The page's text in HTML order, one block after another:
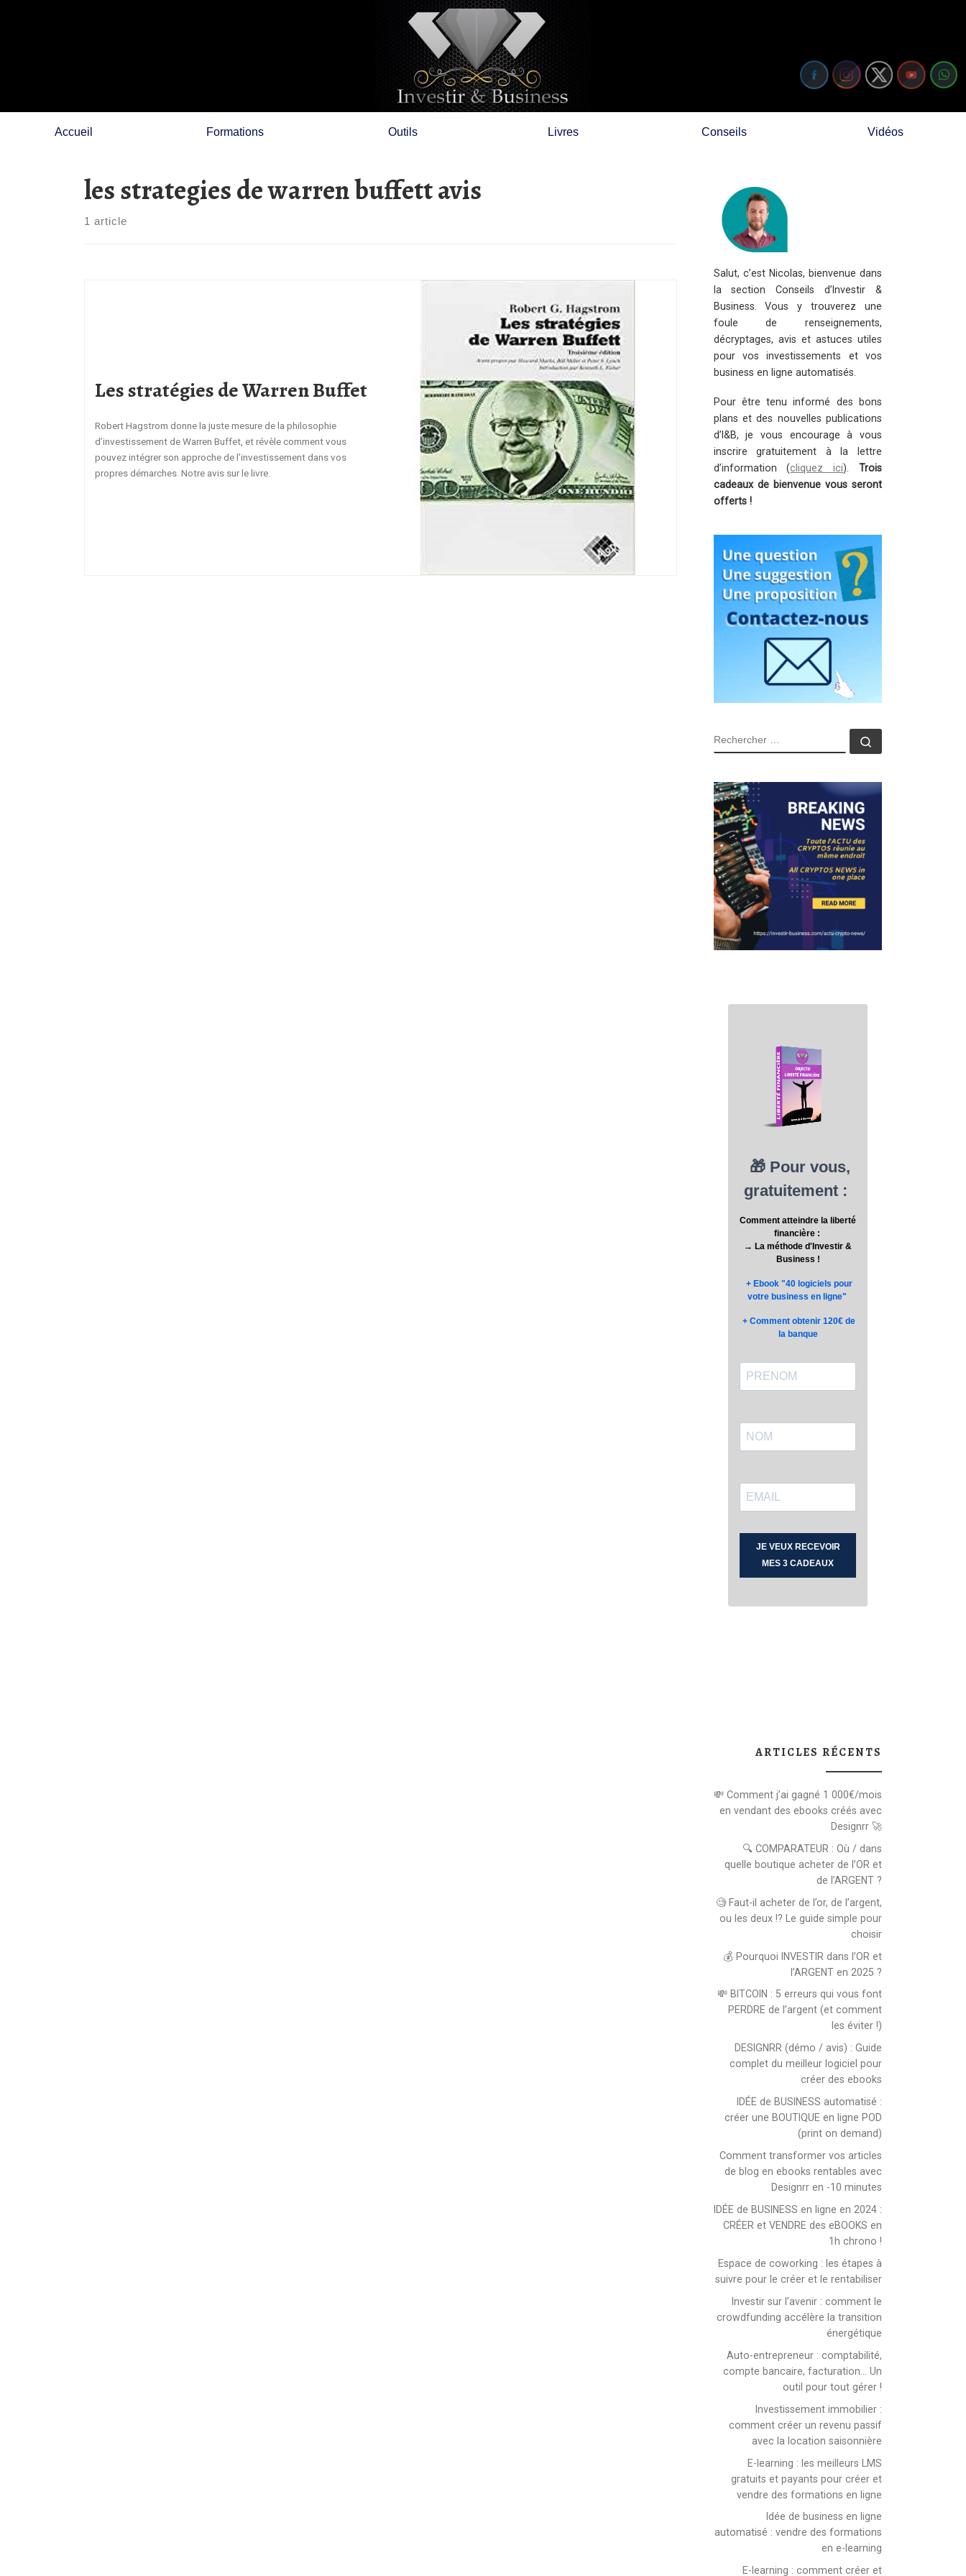
Accueil Formations Outils Livres Conseils Vidéos
les strategies de warren buffett avis
1 article
Les stratégies de Warren Buffet
Robert Hagstrom donne la juste mesure de la philosophie
d’investissement de Warren Buffet, et révèle comment vous
pouvez intégrer son approche de l’investissement dans vos
propres démarches. Notre avis sur le livre.
Salut, c’est Nicolas, bienvenue dans
la section Conseils d’Investir &
Business. Vous y trouverez une
foule de renseignements,
décryptages, avis et astuces utiles
pour vos investissements et vos
business en ligne automatisés.
Pour être tenu informé des bons
plans et des nouvelles publications
d’I&B, je vous encourage à vous
inscrire gratuitement à la lettre
d’information (cliquez ici).Trois
cadeaux de bienvenue vous seront
offerts !
RECHERCHER
ARTICLES RÉCENTS
💸 Comment j’ai gagné 1 000€/mois
en vendant des ebooks créés avec
Designrr 🚀
🔍 COMPARATEUR : Où / dans
quelle boutique acheter de l’OR et
de l’ARGENT ?
🧐 Faut-il acheter de l’or, de l’argent,
ou les deux !? Le guide simple pour
choisir
💰 Pourquoi INVESTIR dans l’OR et
l’ARGENT en 2025 ?
💸 BITCOIN : 5 erreurs qui vous font
PERDRE de l’argent (et comment
les éviter !)
DESIGNRR (démo / avis) : Guide
complet du meilleur logiciel pour
créer des ebooks
IDÉE de BUSINESS automatisé :
créer une BOUTIQUE en ligne POD
(print on demand)
Comment transformer vos articles
de blog en ebooks rentables avec
Designrr en -10 minutes
IDÉE de BUSINESS en ligne en 2024 :
CRÉER et VENDRE des eBOOKS en
1h chrono !
Espace de coworking : les étapes à
suivre pour le créer et le rentabiliser
Investir sur l’avenir : comment le
crowdfunding accélère la transition
énergétique
Auto-entrepreneur : comptabilité,
compte bancaire, facturation… Un
outil pour tout gérer !
Investissement immobilier :
comment créer un revenu passif
avec la location saisonnière
E-learning : les meilleurs LMS
gratuits et payants pour créer et
vendre des formations en ligne
Idée de business en ligne
automatisé : vendre des formations
en e-learning
E-learning : comment créer et